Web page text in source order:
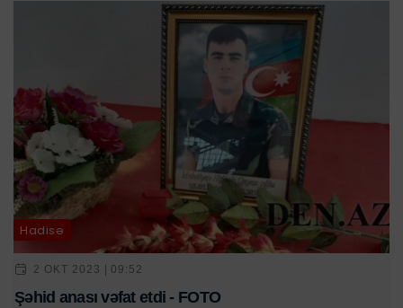
Hadisə
2 OKT 2023 | 09:52
Şəhid anası vəfat etdi - FOTO